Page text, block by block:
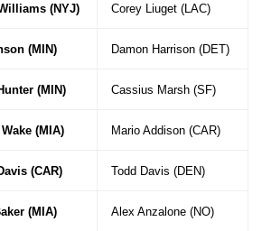
(NYJ) Corey Liuget (LAC)
(MIN) Damon Harrison (DET)
(MIN) Cassius Marsh (SF)
(MIA) Mario Addison (CAR)
(CAR) Todd Davis (DEN)
(MIA) Alex Anzalone (NO)